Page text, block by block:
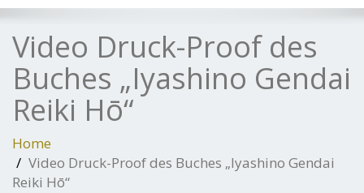
Video Druck-Proof des
Buches „Iyashino Gendai
Reiki Hō“
Home
Video Druck-Proof des Buches „Iyashino Gendai
Reiki Hō“